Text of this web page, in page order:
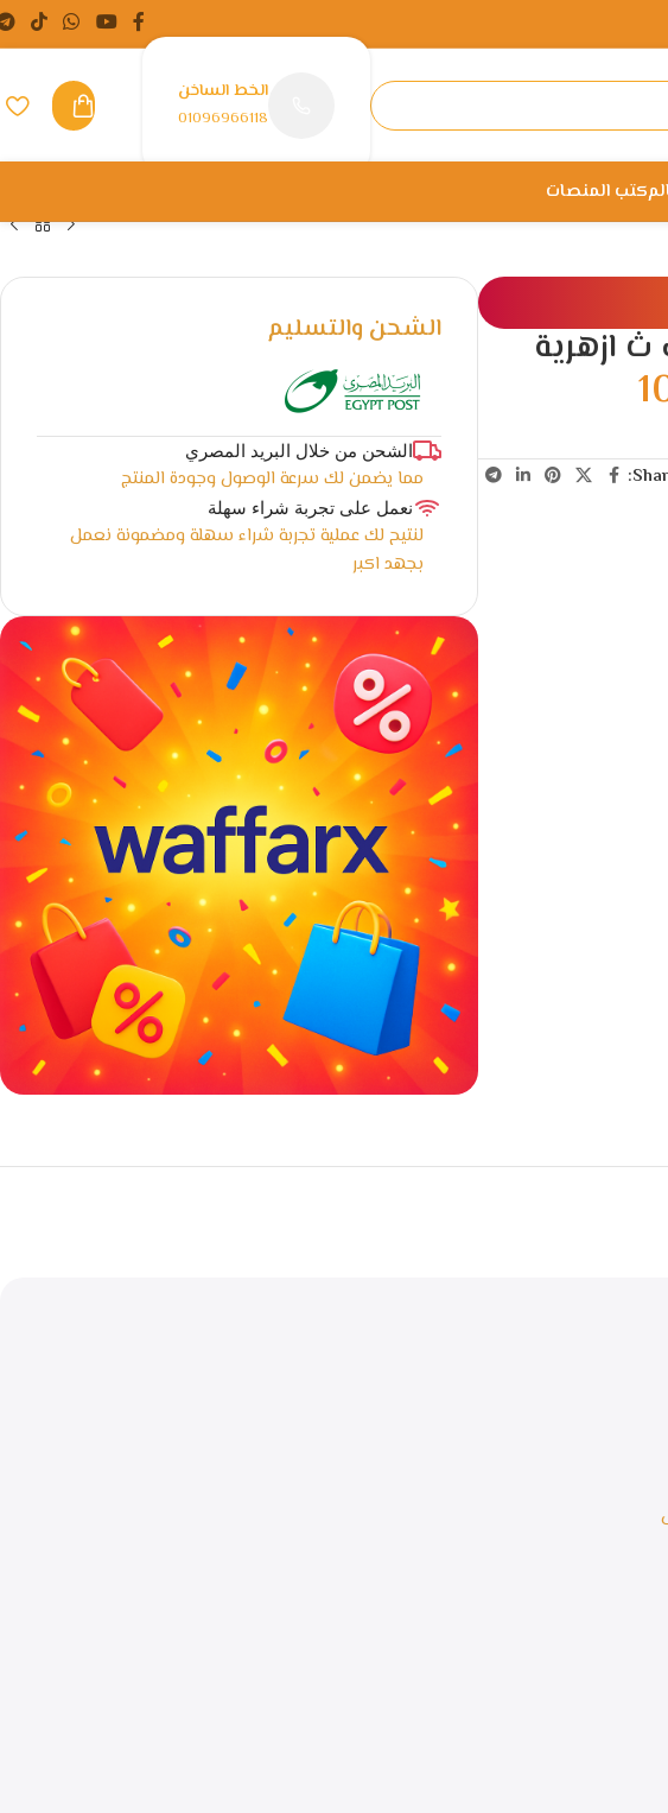
الخط الساخن
01096966118
كتب المنصات
ازهرية الشحن والتسليم
الشحن من خلال البريد المصري
مما يضمن لك سرعة الوصول وجودة المنتج
نعمل على تجربة شراء سهلة
لنتيح لك عملية تجربة شراء سهلة ومضمونة نعمل
بجهد اكبر
مع waffarx